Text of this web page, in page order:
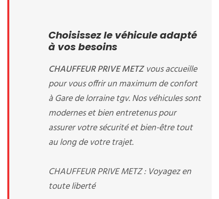
Choisissez le véhicule adapté
à vos besoins
CHAUFFEUR PRIVE METZvous accueille
pour vous offrir un maximum de confort
à Gare de lorraine tgv. Nos véhicules sont
modernes et bien entretenus pour
assurer votre sécurité et bien-être tout
au long de votre trajet.
CHAUFFEUR PRIVE METZ : Voyagez en
toute liberté